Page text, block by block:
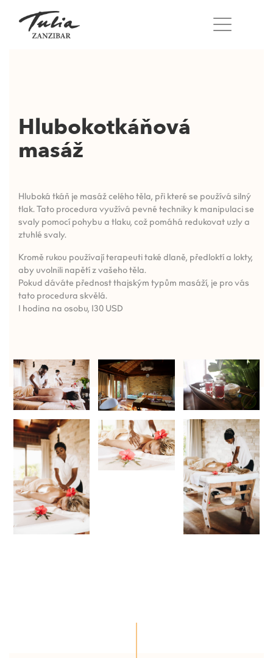
Hlubokotkáňová
masáž
Hluboká tkáň je masáž celého těla, při které se používá silný
tlak. Tato procedura využívá pevné techniky k manipulaci se
svaly pomocí pohybu a tlaku, což pomáhá redukovat uzly a
ztuhlé svaly.
Kromě rukou používají terapeuti také dlaně, předloktí a lokty,
aby uvolnili napětí z vašeho těla.
Pokud dáváte přednost thajským typům masáží, je pro vás
tato procedura skvělá.
1 hodina na osobu, 130 USD